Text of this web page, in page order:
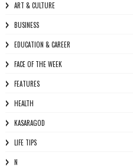
ART & CULTURE
BUSINESS
EDUCATION & CAREER
FACE OF THE WEEK
FEATURES
HEALTH
KASARAGOD
LIFE TIPS
N